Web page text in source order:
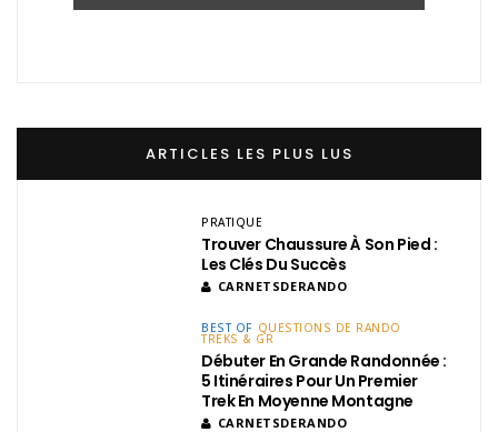
ARTICLES LES PLUS LUS
PRATIQUE
Trouver Chaussure À Son Pied :
Les Clés Du Succès
CARNETSDERANDO
BEST OF QUESTIONS DE RANDO
TREKS & GR
Débuter En Grande Randonnée :
5 Itinéraires Pour Un Premier
Trek En Moyenne Montagne
CARNETSDERANDO